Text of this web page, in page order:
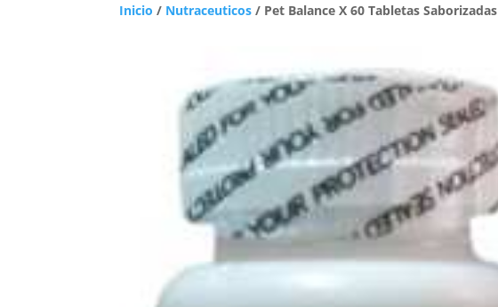
Inicio / Nutraceuticos / Pet Balance X 60 Tabletas Saborizadas